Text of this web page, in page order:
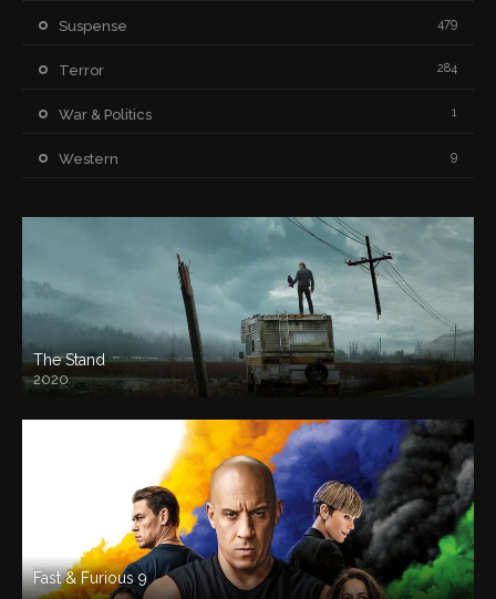
Suspense 479
Terror 284
War & Politics 1
Western 9
The Stand
2020
Fast & Furious 9